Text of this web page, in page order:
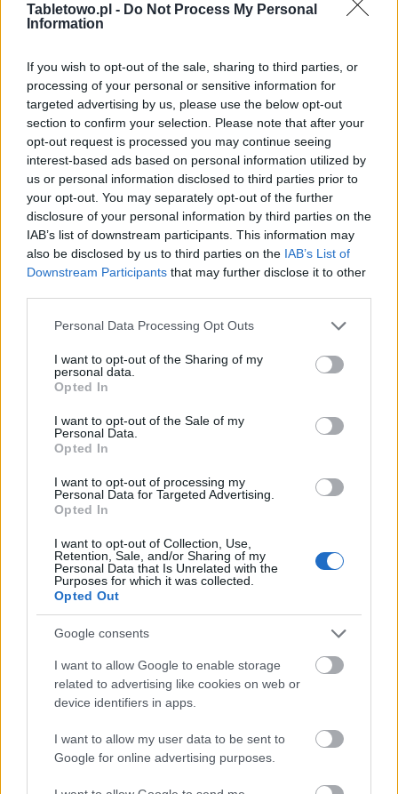
Tabletowo.pl - Do Not Process My Personal
Information
If you wish to opt-out of the sale, sharing to third parties, or
processing of your personal or sensitive information for
targeted advertising by us, please use the below opt-out
section to confirm your selection. Please note that after your
opt-out request is processed you may continue seeing
interest-based ads based on personal information utilized by
us or personal information disclosed to third parties prior to
your opt-out. You may separately opt-out of the further
disclosure of your personal information by third parties on the
IAB’s list of downstream participants. This information may
also be disclosed by us to third parties on the IAB’s List of
Downstream Participants that may further disclose it to other
Please note that this website/app uses one or more Google
not limited to your visit or usage behaviour. You may click to
grant or deny consent to Google and its third-party tags to
use your data for below specified purposes in below Google
consent section.
Personal Data Processing Opt Outs
I want to opt-out of the Sharing of my
personal data.
Opted In
I want to opt-out of the Sale of my
Personal Data.
Opted In
I want to opt-out of processing my
Personal Data for Targeted Advertising.
Opted In
I want to opt-out of Collection, Use,
Retention, Sale, and/or Sharing of my
Personal Data that Is Unrelated with the
Purposes for which it was collected.
Opted Out
Google consents
I want to allow Google to enable storage
related to advertising like cookies on web or
device identifiers in apps.
I want to allow my user data to be sent to
Google for online advertising purposes.